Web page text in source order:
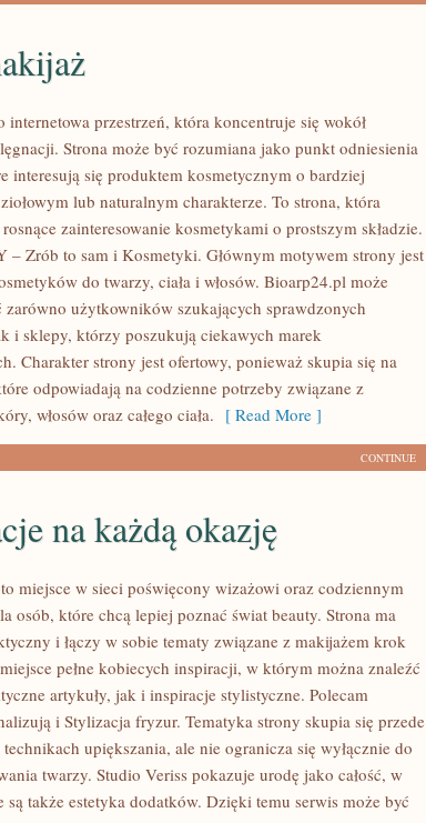
internetowa przestrzeń, która koncentruje się wokół
Strona może być rozumiana jako punkt odniesienia
interesują się produktem kosmetycznym o bardziej
lub naturalnym charakterze. To strona, która
zainteresowanie kosmetykami o prostszym składzie.
– Zrób to sam i Kosmetyki. Głównym motywem strony jest
do twarzy, ciała i włosów. Bioarp24.pl może
zarówno użytkowników szukających sprawdzonych
i sklepy, którzy poszukują ciekawych marek
Charakter strony jest ofertowy, ponieważ skupia się na
odpowiadają na codzienne potrzeby związane z
włosów oraz całego ciała. [ Read More ]
CONTINUE
na każdą okazję
miejsce w sieci poświęcony wizażowi oraz codziennym
osób, które chcą lepiej poznać świat beauty. Strona ma
i łączy w sobie tematy związane z makijażem krok
pełne kobiecych inspiracji, w którym można znaleźć
artykuły, jak i inspiracje stylistyczne. Polecam
i Stylizacja fryzur. Tematyka strony skupia się przede
upiększania, ale nie ogranicza się wyłącznie do
twarzy. Studio Veriss pokazuje urodę jako całość, w
są także estetyka dodatków. Dzięki temu serwis może być